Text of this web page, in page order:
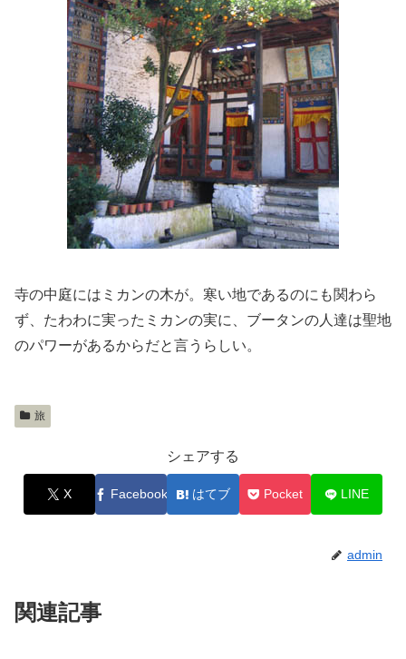
寺の中庭にはミカンの木が。寒い地であるのにも関わら
ず、たわわに実ったミカンの実に、ブータンの人達は聖地
のパワーがあるからだと言うらしい。
旅
シェアする
X Facebook はてブ Pocket LINE
admin
関連記事